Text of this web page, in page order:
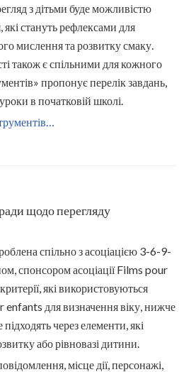
з дітьми буде можливістю
стануть рефлексами для
мислення та розвитку смаку.
також є спільними для кожного
пропонує перелік завдань,
в початковій школі.
щодо перегляду
спільно з асоціацією 3-6-9-
спонсором асоціації Films pour
які використовуються
enfants для визначення віку, нижче
через елементи, які
або рівновазі дитини.
місце дії, персонажі,